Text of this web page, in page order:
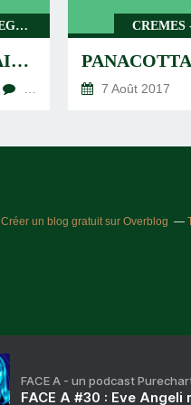
INDEX DES RECETTES SALEES LEGERES, LEGUMES, PLATS COMPLETS
SALADE EXPRESS DE SAISON
CREMES
7 Août 2017
Créer un blog gratuit sur Overblog
FACE A - un podcast
FACE A #30 : Eve